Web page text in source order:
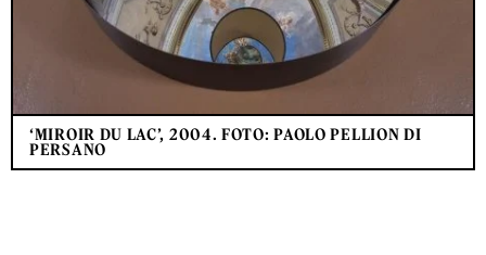
‘MIROIR DU LAC’, 2004. FOTO: PAOLO PELLION DI
PERSANO